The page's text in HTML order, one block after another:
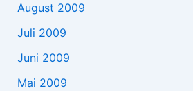
August 2009
Juli 2009
Juni 2009
Mai 2009